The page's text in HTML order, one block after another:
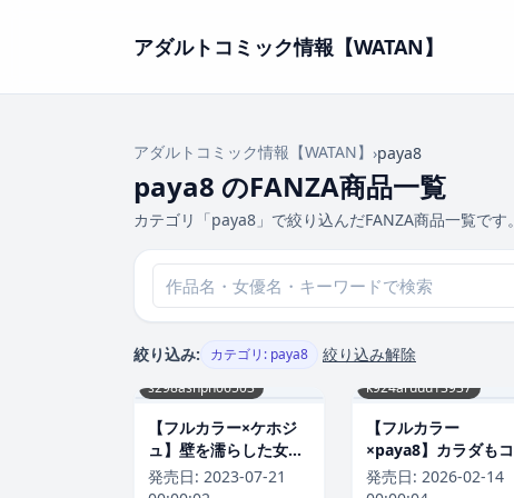
アダルトコミック情報【WATAN】
アダルトコミック情報【WATAN】 ›paya8
paya8 のFANZA商品一覧
カテゴリ「paya8」で絞り込んだFANZA商品一覧です。
絞り込み: カテゴリ: paya8 絞り込み解除
s298asnph06503
【フルカラー×ケホジ
ュ】壁を濡らした女
【完全版】
発売日: 2023-07-21
k924aruuu13937
【フルカラー
×paya8】カラダもコ
コロもほぐされて【デ
発売日: 2026-02-14